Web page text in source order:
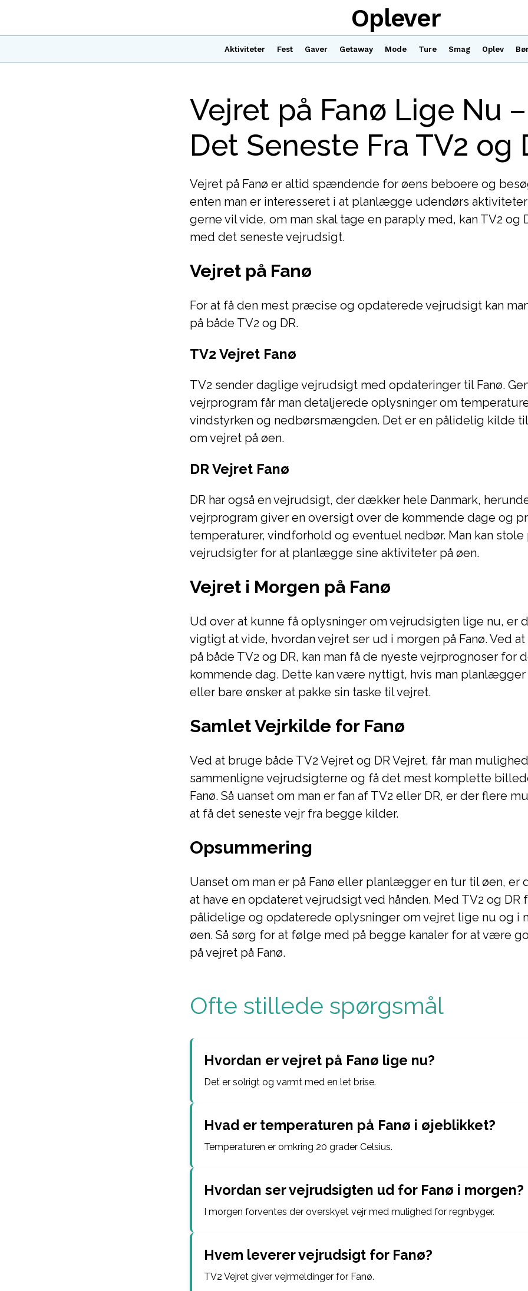
Aktiviteter Fest Gaver Getaway Mode Ture Smag Oplev
Oplever
Vejret på Fanø Lige Nu
Det Seneste Fra TV2 og
Vejret på Fanø er altid spændende for øens beboere og
enten man er interesseret i at planlægge udendørs
gerne vil vide, om man skal tage en paraply med, kan TV2 og
med det seneste vejrudsigt.
Vejret på Fanø
For at få den mest præcise og opdaterede vejrudsigt kan
på både TV2 og DR.
TV2 Vejret Fanø
TV2 sender daglige vejrudsigt med opdateringer til Fanø.
vejrprogram får man detaljerede oplysninger om
vindstyrken og nedbørsmængden. Det er en pålidelig kilde
om vejret på øen.
DR Vejret Fanø
DR har også en vejrudsigt, der dækker hele Danmark,
vejrprogram giver en oversigt over de kommende dage og
temperaturer, vindforhold og eventuel nedbør. Man kan stole
vejrudsigter for at planlægge sine aktiviteter på øen.
Vejret i Morgen på Fanø
Ud over at kunne få oplysninger om vejrudsigten lige nu, er
vigtigt at vide, hvordan vejret ser ud i morgen på Fanø. Ved
på både TV2 og DR, kan man få de nyeste vejrprognoser for
kommende dag. Dette kan være nyttigt, hvis man
eller bare ønsker at pakke sin taske til vejret.
Samlet Vejrkilde for Fanø
Ved at bruge både TV2 Vejret og DR Vejret, får man
sammenligne vejrudsigterne og få det mest komplette
Fanø. Så uanset om man er fan af TV2 eller DR, er der flere
at få det seneste vejr fra begge kilder.
Opsummering
Uanset om man er på Fanø eller planlægger en tur til øen, er
at have en opdateret vejrudsigt ved hånden. Med TV2 og DR
pålidelige og opdaterede oplysninger om vejret lige nu og i
øen. Så sørg for at følge med på begge kanaler for at være
på vejret på Fanø.
Ofte stillede spørgsmål
Hvordan er vejret på Fanø lige nu?
Det er solrigt og varmt med en let brise.
Hvad er temperaturen på Fanø i øjeblikket?
Temperaturen er omkring 20 grader Celsius.
Hvordan ser vejrudsigten ud for Fanø i morgen?
I morgen forventes der overskyet vejr med mulighed for regnbyger.
Hvem leverer vejrudsigt for Fanø?
TV2 Vejret giver vejrmeldinger for Fanø.